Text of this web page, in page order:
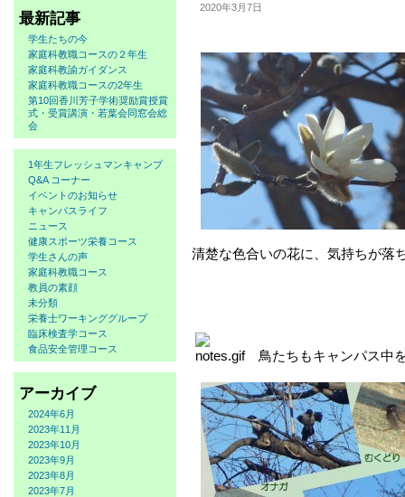
最新記事
学生たちの今
家庭科教職コースの２年生
家庭科教諭ガイダンス
家庭科教職コースの2年生
第10回香川芳子学術奨励賞授賞
式・受賞講演・若葉会同窓会総
会
1年生フレッシュマンキャンプ
Q&A コーナー
イベントのお知らせ
キャンパスライフ
ニュース
健康スポーツ栄養コース
学生さんの声
家庭科教職コース
教員の素顔
未分類
栄養士ワーキンググループ
臨床検査学コース
食品安全管理コース
アーカイブ
2024年6月
2023年11月
2023年10月
2023年9月
2023年8月
2023年7月
2020年3月7日
清楚な色合いの花に、気持ちが落
鳥たちもキャンパス中